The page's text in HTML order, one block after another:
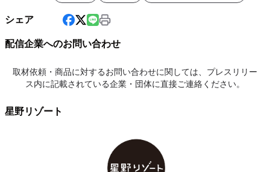
シェア
配信企業へのお問い合わせ
取材依頼・商品に対するお問い合わせに関しては、プレスリリー
ス内に記載されている企業・団体に直接ご連絡ください。
星野リゾート